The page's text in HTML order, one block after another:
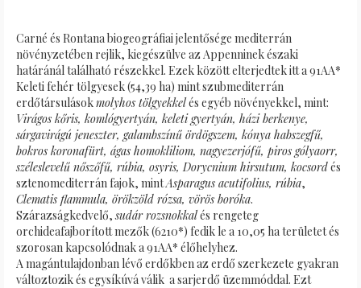
Carné és Rontana biogeográfiai jelentősége mediterrán
növényzetében rejlik, kiegészülve az Appenninek északi
határánál található részekkel. Ezek között elterjedtek itt a 91AA*
Keleti fehér tölgyesek (54,39 ha) mint szubmediterrán
erdőtársulásokmolyhos tölgyekkelés egyéb növényekkel, mint:
Virágos kőris, komlógyertyán, keleti gyertyán, házi berkenye,
sárgavirágú jeneszter, galambszínű ördögszem, kónya habszegfű,
bokros koronafürt, ágas homokliliom, nagyezerjófű, piros gólyaorr,
széleslevelű nőszőfű, rúbia, osyris, Dorycnium hirsutum, kocsordés
sztenomediterrán fajok, mintAsparagus acutifolius, rúbia,
Clematis flammula, örökzöld rózsa, vörös boróka.
Szárazságkedvelő,sudár rozsnokkalés rengeteg
orchideafajborított mezők (6210*) fedik le a 10,05 ha területet és
szorosan kapcsolódnak a 91AA* élőhelyhez.
A magántulajdonban lévő erdőkben az erdő szerkezete gyakran
változtozik és egysíkúvá válik a sarjerdő üzemmóddal. Ezt